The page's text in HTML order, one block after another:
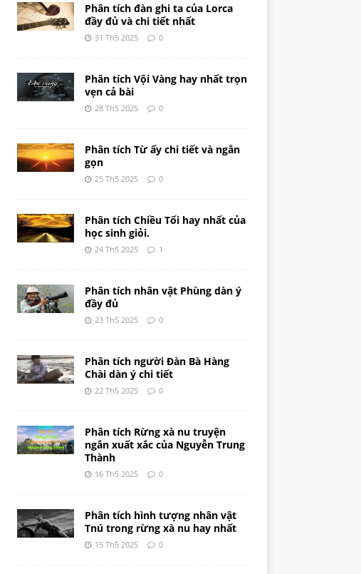
Phân tích đàn ghi ta của Lorca
đầy đủ và chi tiết nhất
31 Th5 2025 0
Phân tích Vội Vàng hay nhất trọn
vẹn cả bài
28 Th5 2025 0
Phân tích Từ ấy chi tiết và ngắn
gọn
25 Th5 2025 0
Phân tích Chiều Tối hay nhất của
học sinh giỏi.
24 Th5 2025 1
Phân tích nhân vật Phùng dàn ý
đầy đủ
23 Th5 2025 0
Phân tích người Đàn Bà Hàng
Chài dàn ý chi tiết
22 Th5 2025 0
Phân tích Rừng xà nu truyện
ngắn xuất xắc của Nguyễn Trung
Thành
16 Th5 2025 0
Phân tích hình tượng nhân vật
Tnú trong rừng xà nu hay nhất
15 Th5 2025 0